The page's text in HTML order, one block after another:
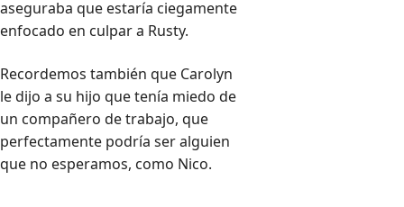
aseguraba que estaría ciegamente
enfocado en culpar a Rusty.
Recordemos también que Carolyn
le dijo a su hijo que tenía miedo de
un compañero de trabajo, que
perfectamente podría ser alguien
que no esperamos, como Nico.